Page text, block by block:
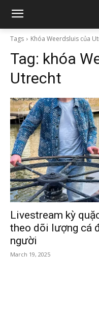
Tags Khóa Weerdsluis của
Tag: khóa
Utrecht
Livestream kỳ
theo dõi lượng cá
người
March 19, 2025